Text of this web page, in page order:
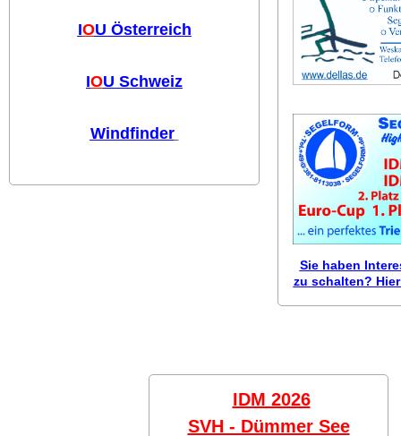
IOU Österreich
IOU Schweiz
Windfinder
Sie haben
zu schalten?
IDM 2026
SVH - Dümmer See